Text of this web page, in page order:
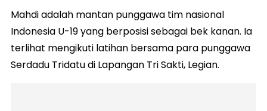
Mahdi adalah mantan punggawa tim nasional
Indonesia U-19 yang berposisi sebagai bek kanan. Ia
terlihat mengikuti latihan bersama para punggawa
Serdadu Tridatu di Lapangan Tri Sakti, Legian.